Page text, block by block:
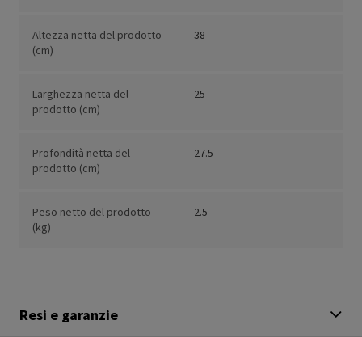
Altezza netta del prodotto
(cm)
38
Larghezza netta del
prodotto (cm)
25
Profondità netta del
prodotto (cm)
27.5
Peso netto del prodotto
(kg)
2.5
Resi e garanzie